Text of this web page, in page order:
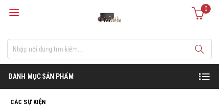
0
DANH MỤC SẢN PHẨM
CÁC SỰ KIỆN